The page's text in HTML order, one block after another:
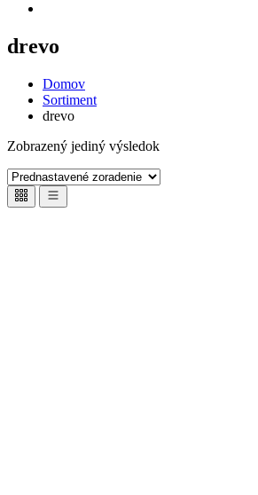
drevo
Domov
Sortiment
drevo
Zobrazený jediný výsledok